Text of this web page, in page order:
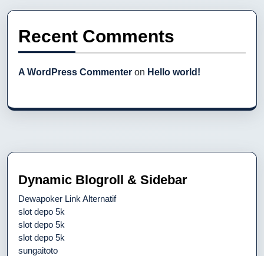
Recent Comments
A WordPress Commenter on Hello world!
Dynamic Blogroll & Sidebar
Dewapoker Link Alternatif
slot depo 5k
slot depo 5k
slot depo 5k
sungaitoto